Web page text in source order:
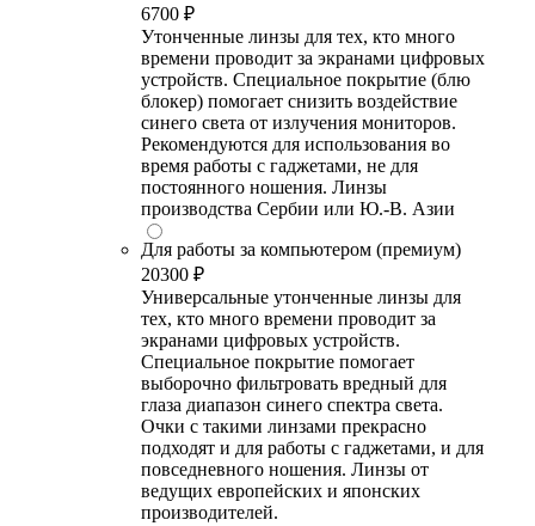
6700 ₽
Утонченные линзы для тех, кто много
времени проводит за экранами цифровых
устройств. Специальное покрытие (блю
блокер) помогает снизить воздействие
синего света от излучения мониторов.
Рекомендуются для использования во
время работы с гаджетами, не для
постоянного ношения. Линзы
производства Сербии или Ю.-В. Азии
Для работы за компьютером (премиум)
20300 ₽
Универсальные утонченные линзы для
тех, кто много времени проводит за
экранами цифровых устройств.
Специальное покрытие помогает
выборочно фильтровать вредный для
глаза диапазон синего спектра света.
Очки с такими линзами прекрасно
подходят и для работы с гаджетами, и для
повседневного ношения. Линзы от
ведущих европейских и японских
производителей.